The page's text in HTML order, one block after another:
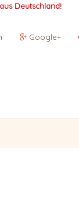
Deutschland!
Google+